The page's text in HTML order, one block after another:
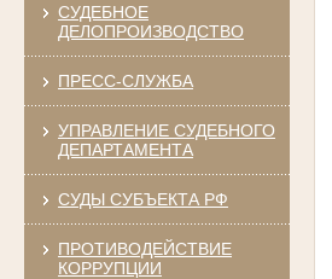
СУДЕБНОЕ
ДЕЛОПРОИЗВОДСТВО
ПРЕСС-СЛУЖБА
УПРАВЛЕНИЕ СУДЕБНОГО
ДЕПАРТАМЕНТА
СУДЫ СУБЪЕКТА РФ
ПРОТИВОДЕЙСТВИЕ
КОРРУПЦИИ